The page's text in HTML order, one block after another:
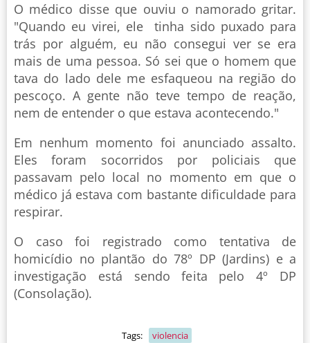
O médico disse que ouviu o namorado gritar.
"Quando eu virei, ele tinha sido puxado para
trás por alguém, eu não consegui ver se era
mais de uma pessoa. Só sei que o homem que
tava do lado dele me esfaqueou na região do
pescoço. A gente não teve tempo de reação,
nem de entender o que estava acontecendo."
Em nenhum momento foi anunciado assalto.
Eles foram socorridos por policiais que
passavam pelo local no momento em que o
médico já estava com bastante dificuldade para
respirar.
O caso foi registrado como tentativa de
homicídio no plantão do 78º DP (Jardins) e a
investigação está sendo feita pelo 4º DP
(Consolação).
Tags: violencia